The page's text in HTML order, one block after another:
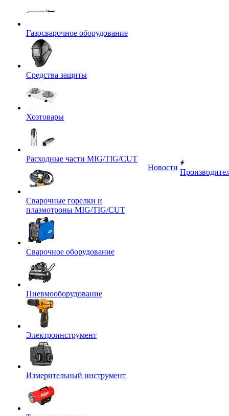
Газосварочное оборудование
Средства защиты
Хозтовары
Расходные части MIG/TIG/CUT
Сварочные горелки и
плазмотроны MIG/TIG/CUT
Сварочное оборудование
Пневмооборудование
Электроинструмент
Измерительный инструмент
Новости